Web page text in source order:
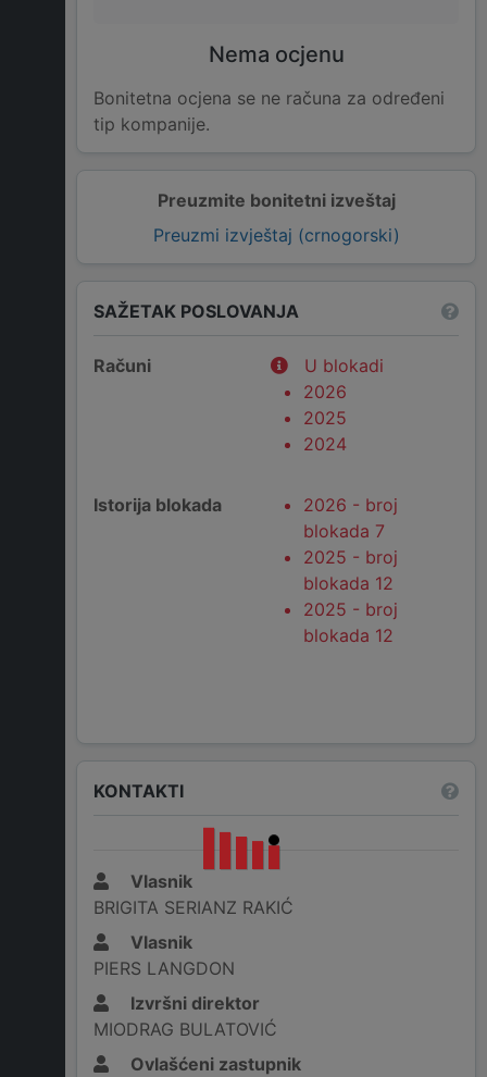
Preuzmite bonitetni izveštaj
Preuzmi izvještaj (crnogorski)
Nema ocjenu
Bonitetna ocjena se ne računa za određeni
tip kompanije.
SAŽETAK POSLOVANJA
Računi
U blokadi
2026
2025
2024
Istorija blokada
2026 - broj
blokada 7
2025 - broj
blokada 12
2025 - broj
blokada 12
KONTAKTI
Vlasnik
BRIGITA SERIANZ RAKIĆ
Vlasnik
PIERS LANGDON
Izvršni direktor
MIODRAG BULATOVIĆ
Ovlašćeni zastupnik